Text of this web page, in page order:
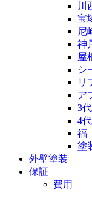
川
宝
尼
神
屋
シ
リ
ア
3
4
福
塗
外壁塗装
保証
費用